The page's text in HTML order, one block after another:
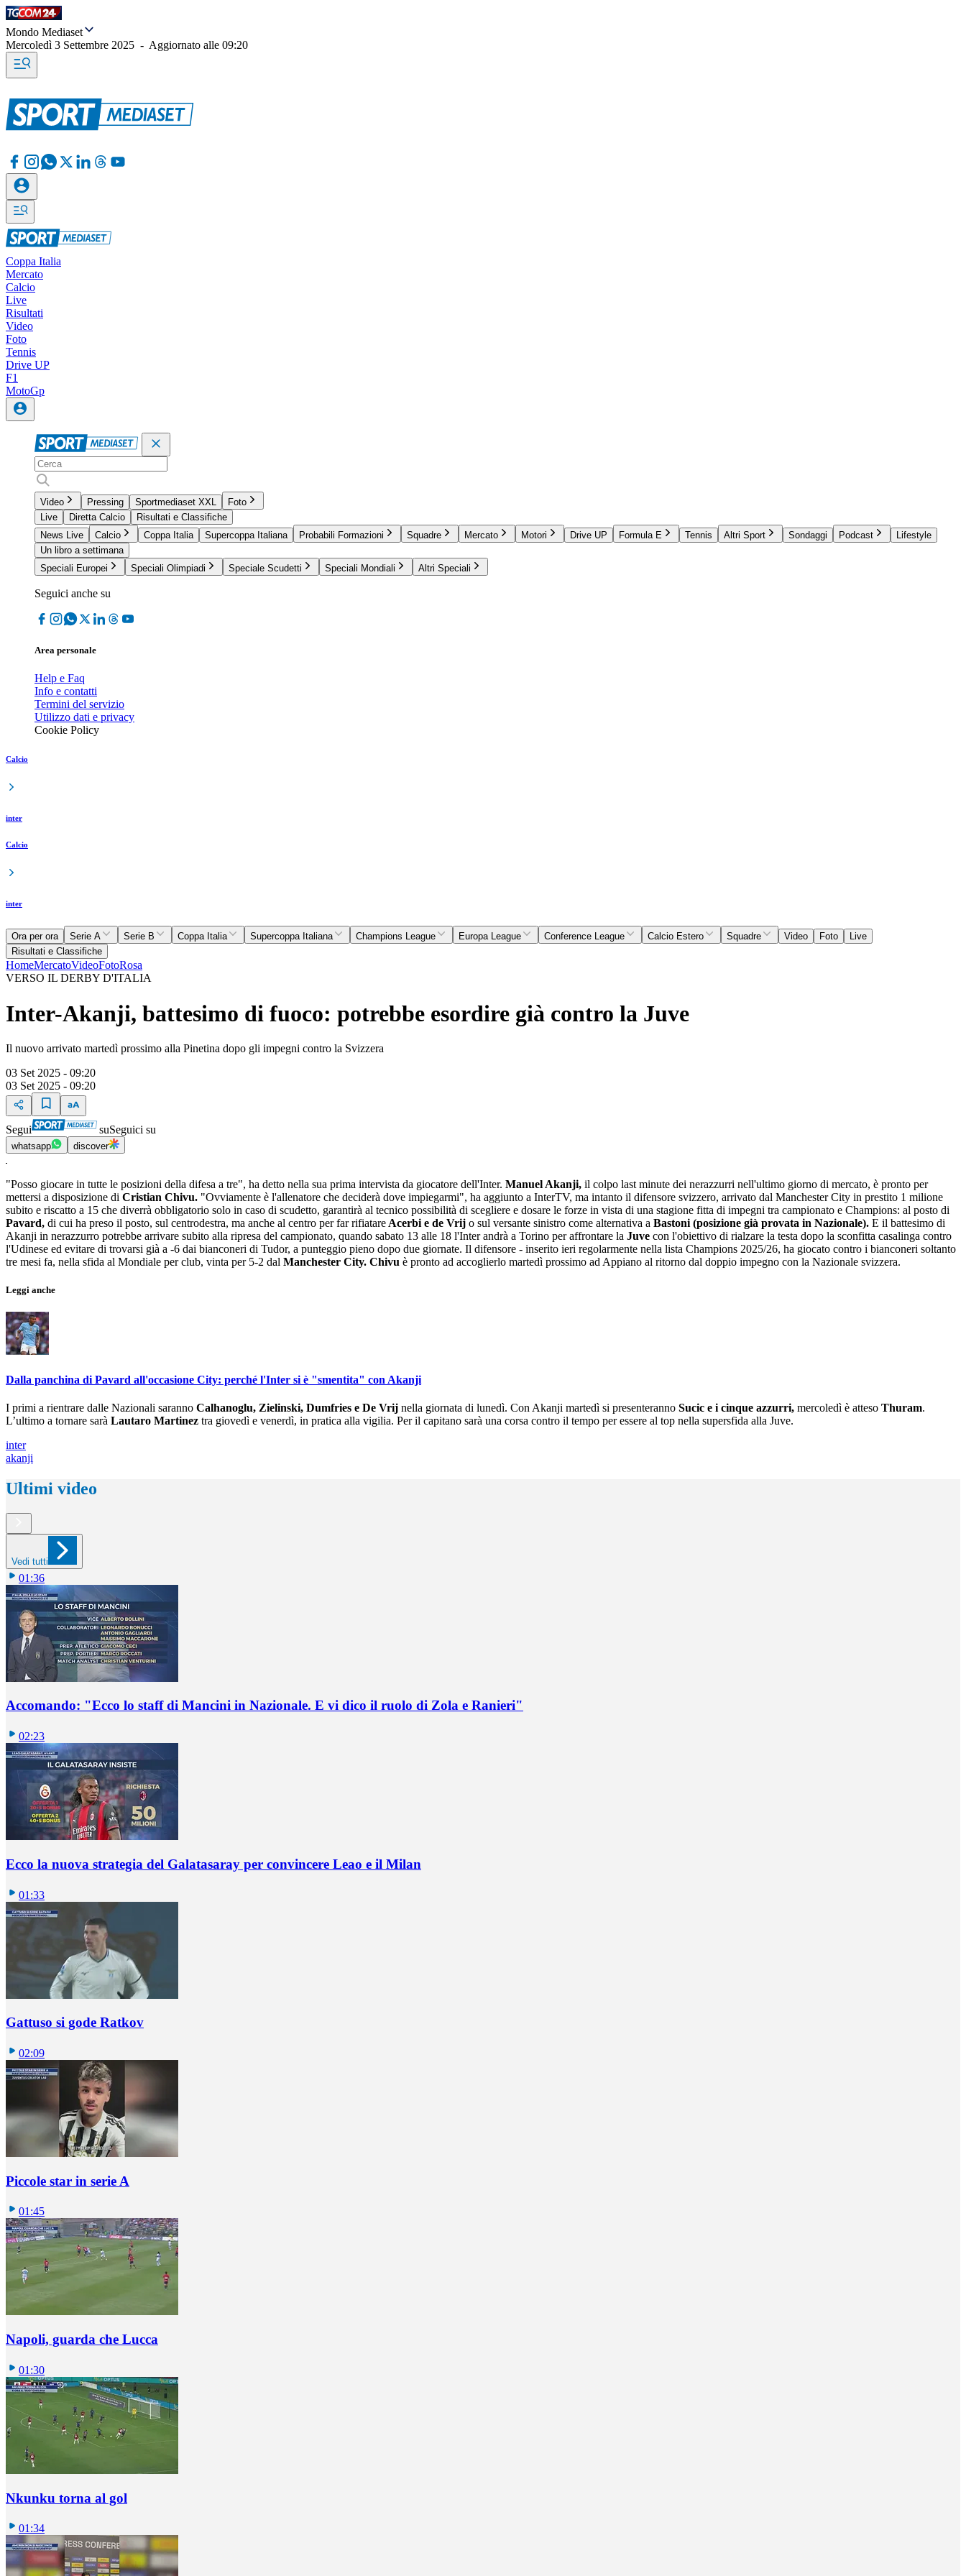
Mondo Mediaset
Mercoledì 3 Settembre 2025 - Aggiornato alle 09:20
Coppa Italia
Mercato
Calcio
Live
Risultati
Video
Foto
Tennis
Drive UP
F1
MotoGp
Video Pressing Sportmediaset XXL
Foto
Live
Diretta Calcio
Risultati e Classifiche
News Live
Calcio Coppa Italia Supercoppa Italiana Probabili Formazioni Squadre Mercato Motori Drive UP Formula E Tennis Altri Sport Sondaggi Podcast
Lifestyle
Un libro a settimana
Speciali Europei
Speciali Olimpiadi Speciale Scudetti Speciali Mondiali Altri Speciali
Seguici anche su
Area personale
Help e Faq
Info e contatti
Termini del servizio
Utilizzo dati e privacy
Cookie Policy
Calcio
inter
Calcio
inter
Ora per ora Serie A Serie B Coppa Italia Supercoppa Italiana Champions League Europa League Conference League Calcio Estero Squadre Video Foto
Live
Risultati e Classifiche
HomeMercatoVideoFotoRosa
VERSO IL DERBY D'ITALIA
Inter-Akanji, battesimo di fuoco: potrebbe esordire già contro la Juve
Il nuovo arrivato martedì prossimo alla Pinetina dopo gli impegni contro la Svizzera
03 Set 2025 - 09:20
03 Set 2025 - 09:20
Segui suSeguici su
whatsapp discover
"Posso giocare in tutte le posizioni della difesa a tre", ha detto nella sua prima intervista da giocatore dell'Inter. Manuel Akanji, il colpo last minute dei nerazzurri nell'ultimo giorno di mercato, è pronto per
mettersi a disposizione di Cristian Chivu. "Ovviamente è l'allenatore che deciderà dove impiegarmi", ha aggiunto a InterTV, ma intanto il difensore svizzero, arrivato dal Manchester City in prestito 1 milione
subito e riscatto a 15 che diverrà obbligatorio solo in caso di scudetto, garantirà al tecnico possibilità di scegliere e dosare le forze in vista di una stagione fitta di impegni tra campionato e Champions: al posto di
Pavard, di cui ha preso il posto, sul centrodestra, ma anche al centro per far rifiatare Acerbi e de Vrij o sul versante sinistro come alternativa a Bastoni (posizione già provata in Nazionale). E il battesimo di
Akanji in nerazzurro potrebbe arrivare subito alla ripresa del campionato, quando sabato 13 alle 18 l'Inter andrà a Torino per affrontare la Juve con l'obiettivo di rialzare la testa dopo la sconfitta casalinga contro
l'Udinese ed evitare di trovarsi già a -6 dai bianconeri di Tudor, a punteggio pieno dopo due giornate. Il difensore - inserito ieri regolarmente nella lista Champions 2025/26, ha giocato contro i bianconeri soltanto
tre mesi fa, nella sfida al Mondiale per club, vinta per 5-2 dal Manchester City. Chivu è pronto ad accoglierlo martedì prossimo ad Appiano al ritorno dal doppio impegno con la Nazionale svizzera.
Leggi anche
Dalla panchina di Pavard all'occasione City: perché l'Inter si è "smentita" con Akanji
I primi a rientrare dalle Nazionali saranno Calhanoglu, Zielinski, Dumfries e De Vrij nella giornata di lunedì. Con Akanji martedì si presenteranno Sucic e i cinque azzurri, mercoledì è atteso Thuram.
L’ultimo a tornare sarà Lautaro Martinez tra giovedì e venerdì, in pratica alla vigilia. Per il capitano sarà una corsa contro il tempo per essere al top nella supersfida alla Juve.
inter
akanji
Ultimi video
Vedi tutti
01:36
Accomando: "Ecco lo staff di Mancini in Nazionale. E vi dico il ruolo di Zola e Ranieri"
02:23
Ecco la nuova strategia del Galatasaray per convincere Leao e il Milan
01:33
Gattuso si gode Ratkov
02:09
Piccole star in serie A
01:45
Napoli, guarda che Lucca
01:30
Nkunku torna al gol
01:34